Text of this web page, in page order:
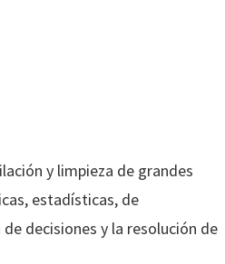
y limpieza de grandes
estadísticas, de
decisiones y la resolución de